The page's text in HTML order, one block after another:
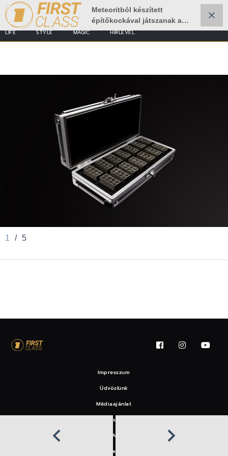
LIFE STYLE MAGIC HÍRLEVÉL
Meteoritból készített
építőkockával játszanak a
tudósok
1 / 5
Impresszum
Üdvözlünk
Médiaajánlat
Felhasználási feltételek
EAT
Hírlevél